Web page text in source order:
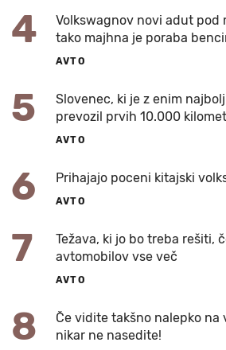
4
Volkswagnov novi adut pod
tako majhna je poraba
AVTO
5
Slovenec, ki je z enim
prevozil prvih 10.000
AVTO
6 Prihajajo poceni kitajski
AVTO
7
Težava, ki jo bo treba rešiti,
avtomobilov vse več
AVTO
8
Če vidite takšno nalepko na
nikar ne nasedite!